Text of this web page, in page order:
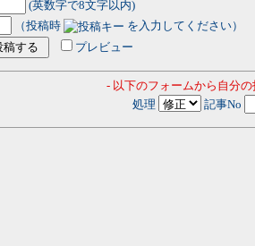
(英数字で8文字以内)
（投稿時
を入力してください）
プレビュー
- 以下のフォームから自分
処理
記事No